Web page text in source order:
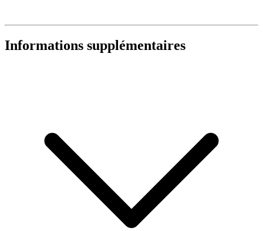
Informations supplémentaires